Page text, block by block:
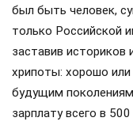
был быть человек,
только Российской
заставив историков
хрипоты: хорошо
будущим
зарплату всего в 500